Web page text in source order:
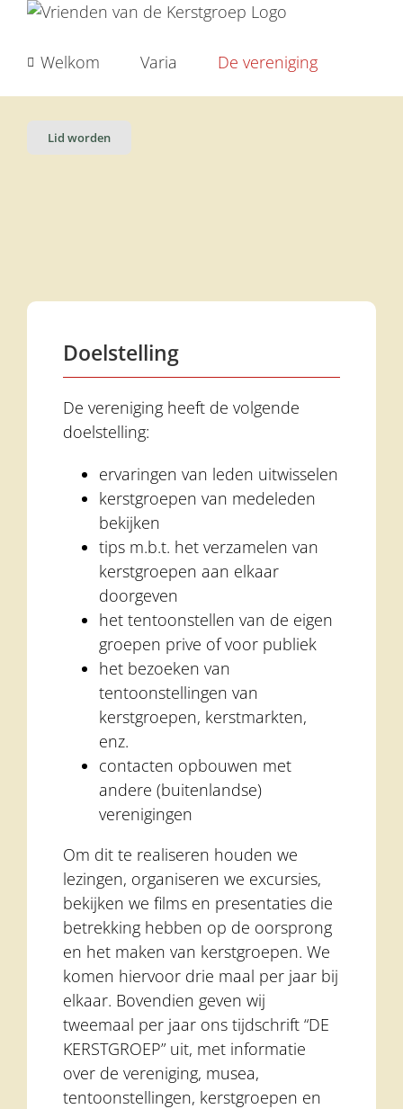
inhoudWelkom Varia De vereniging
Lid worden
Doelstelling
De vereniging heeft de volgende
doelstelling:
ervaringen van leden uitwisselen
kerstgroepen van medeleden
bekijken
tips m.b.t. het verzamelen van
kerstgroepen aan elkaar
doorgeven
het tentoonstellen van de eigen
groepen prive of voor publiek
het bezoeken van
tentoonstellingen van
kerstgroepen, kerstmarkten,
enz.
contacten opbouwen met
andere (buitenlandse)
verenigingen
Om dit te realiseren houden we
lezingen, organiseren we excursies,
bekijken we films en presentaties die
betrekking hebben op de oorsprong
en het maken van kerstgroepen. We
komen hiervoor drie maal per jaar bij
elkaar. Bovendien geven wij
tweemaal per jaar ons tijdschrift “DE
KERSTGROEP” uit, met informatie
over de vereniging, musea,
tentoonstellingen, kerstgroepen en